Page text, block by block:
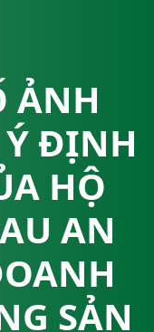
ẢNH
ĐỊNH
HỘ
AN
SẢN